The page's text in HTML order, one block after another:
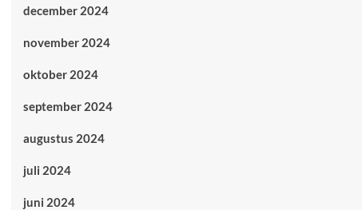
december 2024
november 2024
oktober 2024
september 2024
augustus 2024
juli 2024
juni 2024